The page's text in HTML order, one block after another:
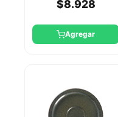
$8.928
Agregar